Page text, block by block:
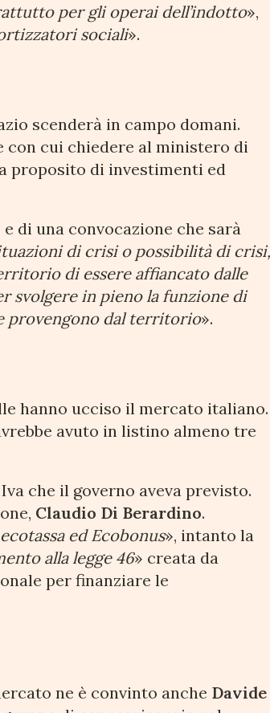
per gli operai dell’indotto»,
sociali».
scenderà in campo domani.
con cui chiedere al ministero di
proposito di investimenti ed
e di una convocazione che sarà
di crisi o possibilità di
di essere affiancato dalle
svolgere in pieno la funzione di
provengono dal territorio».
hanno ucciso il mercato italiano.
avuto in listino almeno tre
che il governo aveva previsto.
Claudio Di Berardino.
ed Ecobonus», intanto la
alla legge 46» creata da
per finanziare le
ne è convinto anche Davide